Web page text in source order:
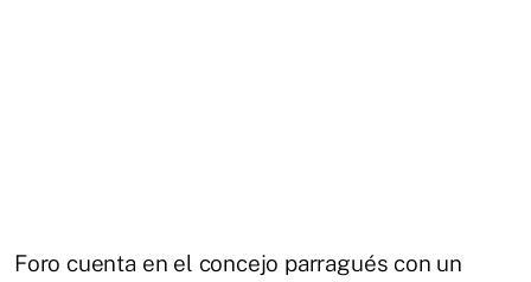
Foro cuenta en el concejo parragués con un